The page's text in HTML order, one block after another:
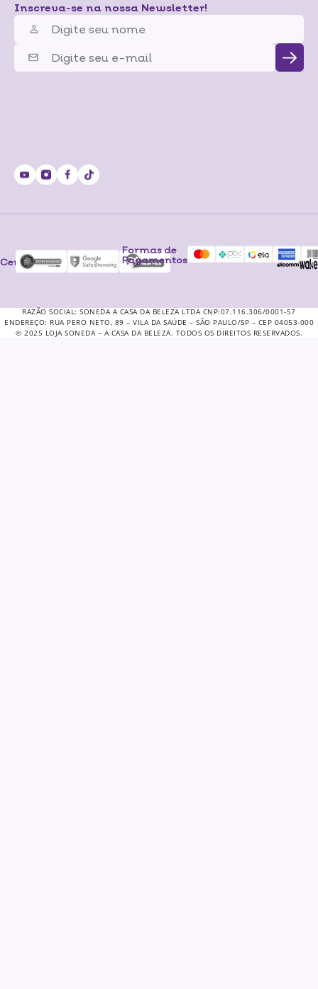
Inscreva-se na nossa Newsletter!
Certificados
Formas de
Pagamentos
RAZÃO SOCIAL: SONEDA A CASA DA BELEZA LTDA CNP:07.116.306/0001-57
ENDEREÇO: RUA PERO NETO, 89 – VILA DA SAÚDE – SÃO PAULO/SP – CEP 04053-000
© 2025 LOJA SONEDA – A CASA DA BELEZA. TODOS OS DIREITOS RESERVADOS.